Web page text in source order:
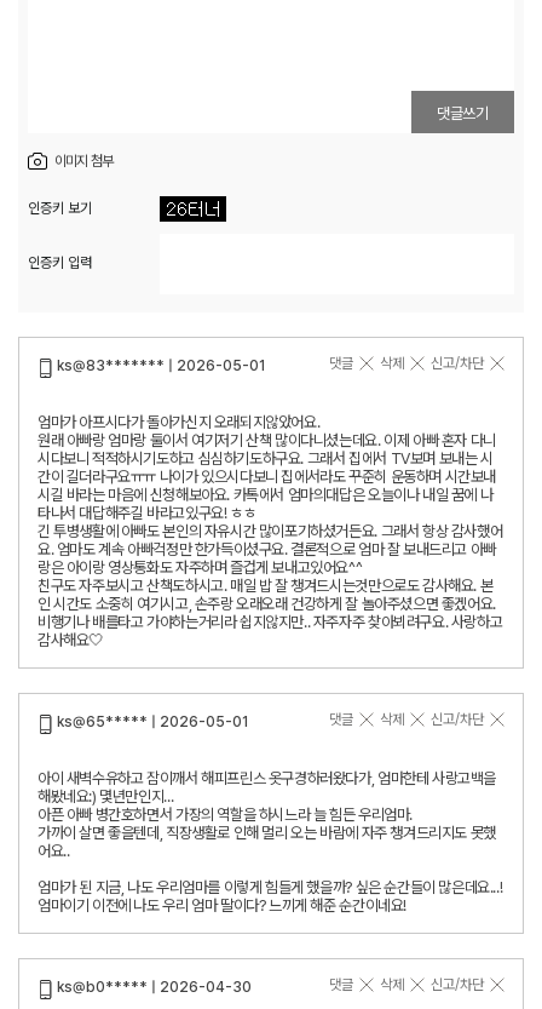
이미지 첨부
댓글쓰기
인증키 보기
인증키 입력
ks@83******* | 2026-05-01 신고/차단
삭제
댓글
엄마가 아프시다가 돌아가신지 오래되지않았어요.
원래 아빠랑 엄마랑 둘이서 여기저기 산책 많이다니셨는데요. 이제 아빠 혼자 다니
시다보니 적적하시기도하고 심심하기도하구요. 그래서 집에서 TV보며 보내는 시
간이 길더라구요ㅠㅠ 나이가 있으시다보니 집에서라도 꾸준히 운동하며 시간보내
시길 바라는 마음에 신청해보아요. 카톡에서 엄마의대답은 오늘이나 내일 꿈에 나
타나서 대답해주길 바라고있구요! ㅎㅎ
긴 투병생활에 아빠도 본인의 자유시간 많이포기하셨거든요. 그래서 항상 감사했어
요. 엄마도 계속 아빠걱정만 한가득이셨구요. 결론적으로 엄마 잘 보내드리고 아빠
랑은 아이랑 영상통화도 자주하며 즐겁게 보내고있어요^^
친구도 자주보시고 산책도하시고. 매일 밥 잘 챙겨드시는것만으로도 감사해요. 본
인 시간도 소중히 여기시고, 손주랑 오래오래 건강하게 잘 놀아주셨으면 좋겠어요.
비행기나 배를타고 가야하는거리라 쉽지않지만.. 자주자주 찾아뵈려구요. 사랑하고
감사해요🤍
ks@65***** | 2026-05-01 신고/차단
삭제
댓글
아이 새벽수유하고 잠이깨서 해피프린스 옷구경하러왔다가, 엄마한테 사랑고백을
해봤네요:) 몇년만인지...
아픈 아빠 병간호하면서 가장의 역할을 하시느라 늘 힘든 우리엄마.
가까이 살면 좋을텐데, 직장생활로 인해 멀리 오는 바람에 자주 챙겨드리지도 못했
어요..
엄마가 된 지금, 나도 우리엄마를 이렇게 힘들게 했을까? 싶은 순간들이 많은데요...!
엄마이기 이전에 나도 우리 엄마 딸이다? 느끼게 해준 순간이네요!
ks@b0***** | 2026-04-30 신고/차단
삭제
댓글